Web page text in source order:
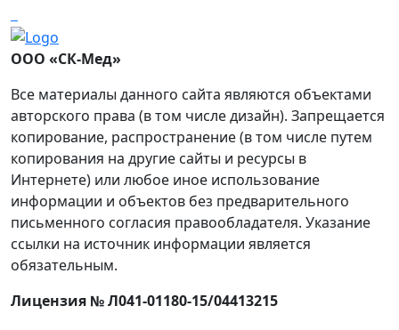
ООО «СК-Мед»
Все материалы данного сайта являются объектами
авторского права (в том числе дизайн). Запрещается
копирование, распространение (в том числе путем
копирования на другие сайты и ресурсы в
Интернете) или любое иное использование
информации и объектов без предварительного
письменного согласия правообладателя. Указание
ссылки на источник информации является
обязательным.
Лицензия № Л041-01180-15/04413215